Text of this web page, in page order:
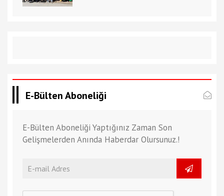
E-Bülten Aboneliği
E-Bülten Aboneliği Yaptığınız Zaman Son
Gelişmelerden Anında Haberdar Olursunuz.!